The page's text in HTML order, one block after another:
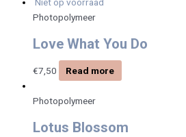
Photopolymeer
Love What You Do
€7,50 Read more
Photopolymeer
Lotus Blossom